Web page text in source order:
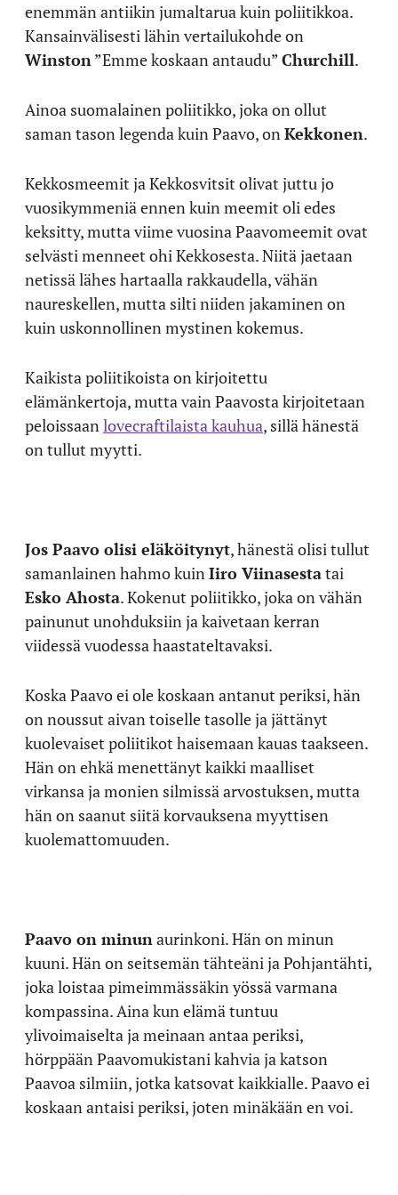
enemmän antiikin jumaltarua kuin poliitikkoa.
Kansainvälisesti lähin vertailukohde on
Winston”Emme koskaan antaudu”Churchill.
Ainoa suomalainen poliitikko, joka on ollut
saman tason legenda kuin Paavo, onKekkonen.
Kekkosmeemit ja Kekkosvitsit olivat juttu jo
vuosikymmeniä ennen kuin meemit oli edes
keksitty, mutta viime vuosina Paavomeemit ovat
selvästi menneet ohi Kekkosesta. Niitä jaetaan
netissä lähes hartaalla rakkaudella, vähän
naureskellen, mutta silti niiden jakaminen on
kuin uskonnollinen mystinen kokemus.
Kaikista poliitikoista on kirjoitettu
elämänkertoja, mutta vain Paavosta kirjoitetaan
peloissaanlovecraftilaista kauhua, sillä hänestä
on tullut myytti.
Jos Paavo olisi eläköitynyt, hänestä olisi tullut
samanlainen hahmo kuinIiro Viinasestatai
Esko Ahosta. Kokenut poliitikko, joka on vähän
painunut unohduksiin ja kaivetaan kerran
viidessä vuodessa haastateltavaksi.
Koska Paavo ei ole koskaan antanut periksi, hän
on noussut aivan toiselle tasolle ja jättänyt
kuolevaiset poliitikot haisemaan kauas taakseen.
Hän on ehkä menettänyt kaikki maalliset
virkansa ja monien silmissä arvostuksen, mutta
hän on saanut siitä korvauksena myyttisen
kuolemattomuuden.
Paavo on minunaurinkoni. Hän on minun
kuuni. Hän on seitsemän tähteäni ja Pohjantähti,
joka loistaa pimeimmässäkin yössä varmana
kompassina. Aina kun elämä tuntuu
ylivoimaiselta ja meinaan antaa periksi,
hörppään Paavomukistani kahvia ja katson
Paavoa silmiin, jotka katsovat kaikkialle. Paavo ei
koskaan antaisi periksi, joten minäkään en voi.